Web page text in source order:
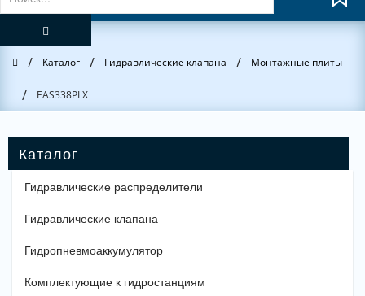
Главная
/ Каталог / Гидравлические клапана / Монтажные плиты
/ EAS338PLX
Гидравлические распределители
Гидравлические клапана
Гидропневмоаккумулятор
Комплектующие к гидростанциям